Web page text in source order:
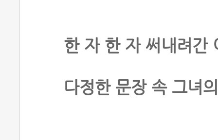
한 자 한 자 써내려간
다정한 문장 속 그녀